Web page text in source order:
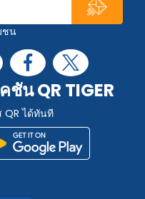
ชน
น QR TIGER
QR ได้ทันที